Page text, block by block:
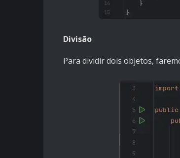
Divisão
Para dividir dois objetos,